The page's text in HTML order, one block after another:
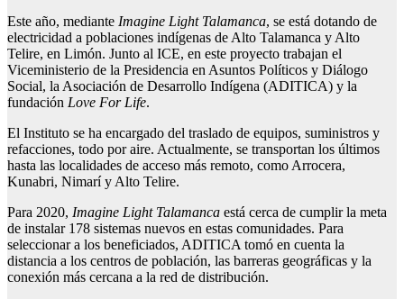
Este año, mediante Imagine Light Talamanca, se está dotando de
electricidad a poblaciones indígenas de Alto Talamanca y Alto
Telire, en Limón. Junto al ICE, en este proyecto trabajan el
Viceministerio de la Presidencia en Asuntos Políticos y Diálogo
Social, la Asociación de Desarrollo Indígena (ADITICA) y la
fundación Love For Life.
El Instituto se ha encargado del traslado de equipos, suministros y
refacciones, todo por aire. Actualmente, se transportan los últimos
hasta las localidades de acceso más remoto, como Arrocera,
Kunabri, Nimarí y Alto Telire.
Para 2020, Imagine Light Talamanca está cerca de cumplir la meta
de instalar 178 sistemas nuevos en estas comunidades. Para
seleccionar a los beneficiados, ADITICA tomó en cuenta la
distancia a los centros de población, las barreras geográficas y la
conexión más cercana a la red de distribución.